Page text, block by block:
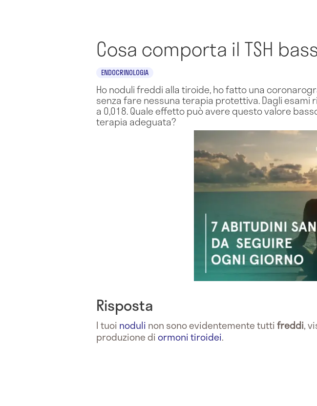
Cosa comporta il TSH
ENDOCRINOLOGIA
Ho noduli freddi alla tiroide, ho fatto una
senza fare nessuna terapia protettiva. Dagli esami
a 0,018. Quale effetto può avere questo valore
terapia adeguata?
Risposta
I tuoi noduli non sono evidentemente tuttifreddi,
produzione diormoni tiroidei.